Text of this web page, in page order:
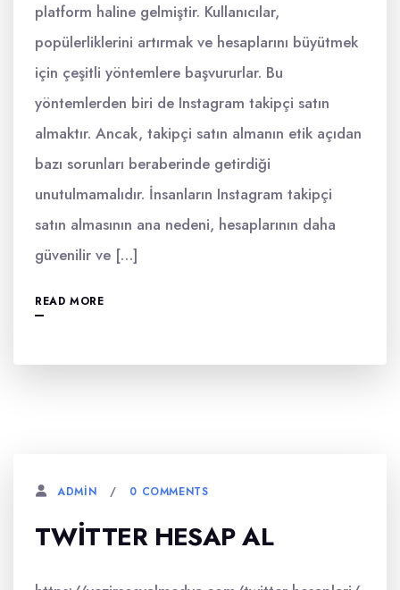
platform haline gelmiştir. Kullanıcılar,
popülerliklerini artırmak ve hesaplarını büyütmek
için çeşitli yöntemlere başvururlar. Bu
yöntemlerden biri de Instagram takipçi satın
almaktır. Ancak, takipçi satın almanın etik açıdan
bazı sorunları beraberinde getirdiği
unutulmamalıdır. İnsanların Instagram takipçi
satın almasının ana nedeni, hesaplarının daha
güvenilir ve […]
READ MORE
ADMIN 0 COMMENTS
TWITTER HESAP AL